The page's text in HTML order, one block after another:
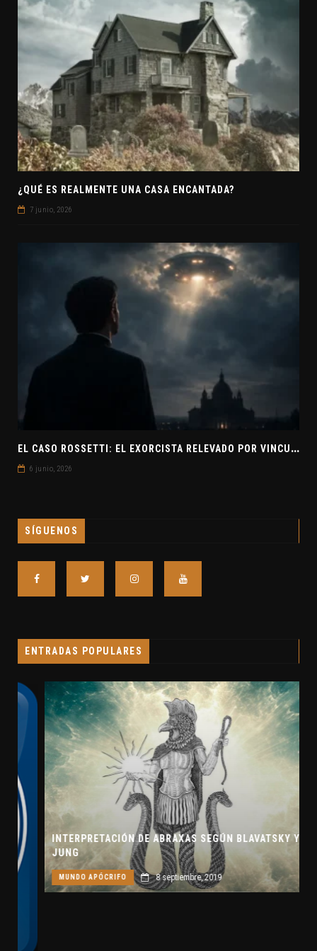
¿QUÉ ES REALMENTE UNA CASA ENCANTADA?
7 junio, 2026
E
L CASO ROSSETTI: EL EXORCISTA RELEVADO POR VINCULAR OVNIS Y DEMONIOS
6 junio, 2026
SÍGUENOS
ENTRADAS POPULARES
INTERPRETACIÓN DE ABRAXAS SEGÚN BLAVATSKY Y
JUNG
MUNDO APÓCRIFO 8 septiembre, 2019